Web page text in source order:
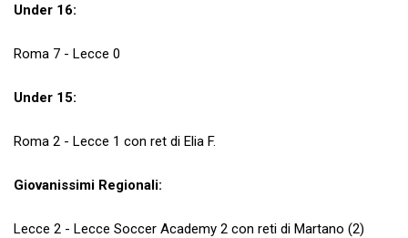
Under 16:
Roma 7 - Lecce 0
Under 15:
Roma 2 - Lecce 1 con ret di Elia F.
Giovanissimi Regionali:
Lecce 2 - Lecce Soccer Academy 2 con reti di Martano (2)